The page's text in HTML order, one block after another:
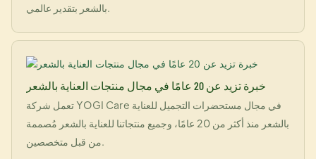
بالشعر بتقدير عالمي.
خبرة تزيد عن 20 عامًا في مجال منتجات العناية بالشعر
تعمل شركة YOGI Care في مجال مستحضرات التجميل للعناية
بالشعر منذ أكثر من 20 عامًا، وجميع منتجاتنا للعناية بالشعر مُصممة
من قبل متخصصين.